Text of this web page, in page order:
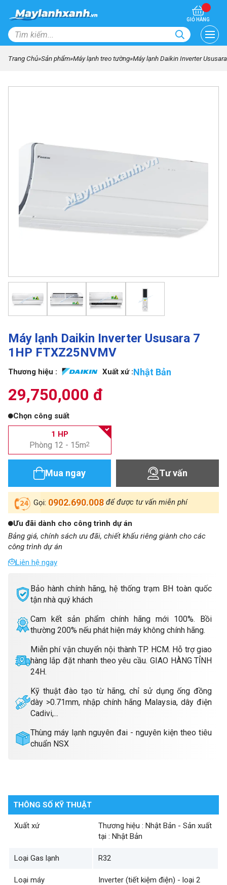
GIỎ HÀNG
Trang Chủ»Sản phẩm»Máy lạnh treo tường»Máy lạnh Daikin Inverter
Máy lạnh Daikin Inverter Ususara 7
1HP FTXZ25NVMV
Thương hiệu : Xuất xứ :Nhật Bản
29,750,000 đ
Chọn công suất
1 HP
Phòng 12 - 15m2
Mua ngay Tư vấn
Gọi: 0902.690.008 để được tư vấn miễn phí
Bảo hành chính hãng, hệ thống trạm BH toàn quốc
tận nhà quý khách
Cam kết sản phẩm chính hãng mới 100%. Bồi
thường 200% nếu phát hiện máy không chính hãng.
Miễn phí vận chuyển nội thành TP. HCM. Hỗ trợ giao
hàng lắp đặt nhanh theo yêu cầu. GIAO HÀNG TỈNH
24H.
Kỹ thuật đào tạo từ hãng, chỉ sử dụng ống đồng
dày >0.71mm, nhập chính hãng Malaysia, dây điện
Cadivi,...
Thùng máy lạnh nguyên đai - nguyên kiện theo tiêu
chuẩn NSX
Ưu đãi dành cho công trình dự án
Bảng giá, chính sách ưu đãi, chiết khấu riêng giành cho các
công trình dự án
Liên hệ ngay
THÔNG SỐ KỸ THUẬT
Xuất xứ
Thương hiệu : Nhật Bản - Sản xuất
tại : Nhật Bản
Loại Gas lạnh R32
Loại máy
Inverter (tiết kiệm điện) - loại 2